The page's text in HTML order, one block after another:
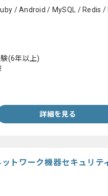
/ Android / MySQL / Redis
(6年以上)
詳細を見る
トワーク機器セキュリ